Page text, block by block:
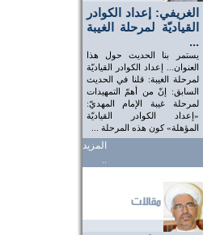
الغريفي: إعداد الكوادر
القياديّة لمرحلة الغيبة
...
يستمر بنا الحديث حول هذا
العنوان... إعداد الكوادر القياديّة
لمرحلة الغيبة: قلنا في الحديث
السابق: إنّ من أهمّ التمهيدات
لمرحلة غيبة الإمام المهديّ:
«إعداد الكوادر القياديّة
المؤهلة» كون هذه المرحلة ...
المزيد
..